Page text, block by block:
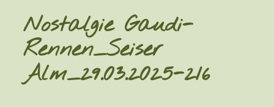
Nostalgie Gaudi-
Rennen_Seiser
Alm_29.03.2025-216